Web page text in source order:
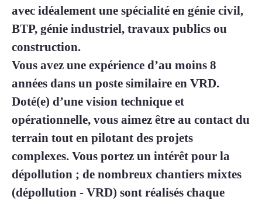
avec idéalement une spécialité en génie civil,
BTP, génie industriel, travaux publics ou
construction.
Vous avez une expérience d’au moins 8
années dans un poste similaire en VRD.
Doté(e) d’une vision technique et
opérationnelle, vous aimez être au contact du
terrain tout en pilotant des projets
complexes. Vous portez un intérêt pour la
dépollution ; de nombreux chantiers mixtes
(dépollution - VRD) sont réalisés chaque